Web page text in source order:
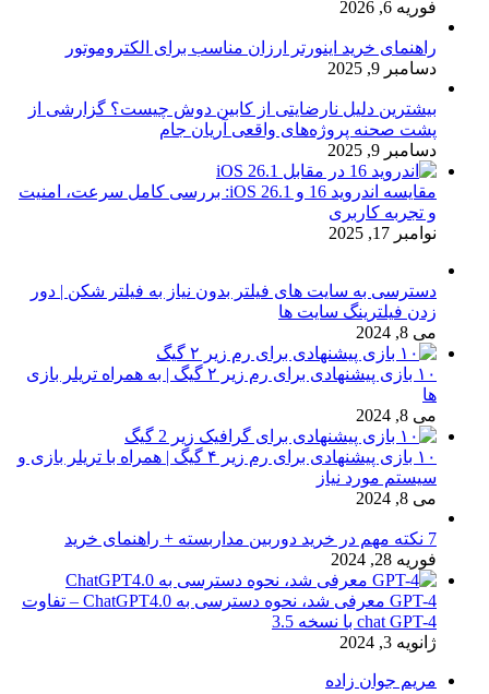
فوریه 6, 2026
راهنمای خرید اینورتر ارزان مناسب برای الکتروموتور
دسامبر 9, 2025
بیشترین دلیل نارضایتی از کابین دوش چیست؟ گزارشی از
پشت صحنه پروژه‌های واقعی آریان جام
دسامبر 9, 2025
مقایسه اندروید 16 و iOS 26.1: بررسی کامل سرعت، امنیت
و تجربه کاربری
نوامبر 17, 2025
دسترسی به سایت های فیلتر بدون نیاز به فیلتر شکن | دور
زدن فیلترینگ سایت ها
می 8, 2024
۱۰ بازی پیشنهادی برای رم زیر ۲ گیگ | به همراه تریلر بازی
ها
می 8, 2024
۱۰ بازی پیشنهادی برای رم زیر ۴ گیگ | همراه با تریلر بازی و
سیستم مورد نیاز
می 8, 2024
7 نکته مهم در خرید دوربین مداربسته + راهنمای خرید
فوریه 28, 2024
GPT-4 معرفی شد، نحوه دسترسی به ChatGPT4.0 – تفاوت
chat GPT-4 با نسخه 3.5
ژانویه 3, 2024
مریم جوان زاده